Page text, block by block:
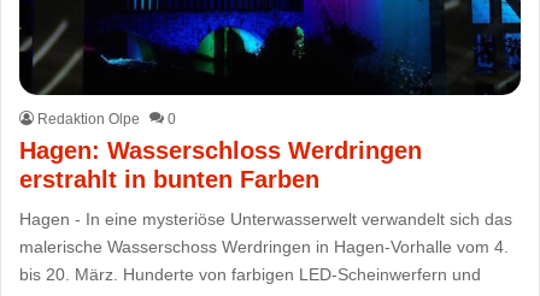
Redaktion Olpe 0
Hagen: Wasserschloss Werdringen
erstrahlt in bunten Farben
Hagen - In eine mysteriöse Unterwasserwelt verwandelt sich das
malerische Wasserschoss Werdringen in Hagen-Vorhalle vom 4.
bis 20. März. Hunderte von farbigen LED-Scheinwerfern und